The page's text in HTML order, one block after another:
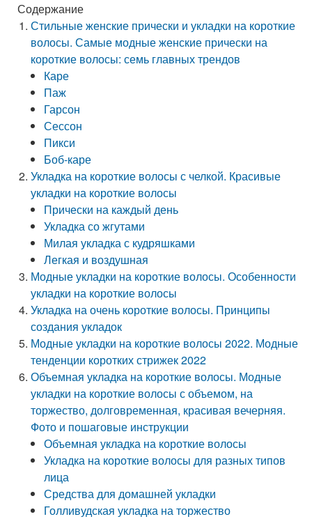
Содержание
Стильные женские прически и укладки на короткие
волосы. Самые модные женские прически на
короткие волосы: семь главных трендов
Каре
Паж
Гарсон
Сессон
Пикси
Боб-каре
Укладка на короткие волосы с челкой. Красивые
укладки на короткие волосы
Прически на каждый день
Укладка со жгутами
Милая укладка с кудряшками
Легкая и воздушная
Модные укладки на короткие волосы. Особенности
укладки на короткие волосы
Укладка на очень короткие волосы. Принципы
создания укладок
Модные укладки на короткие волосы 2022. Модные
тенденции коротких стрижек 2022
Объемная укладка на короткие волосы. Модные
укладки на короткие волосы с объемом, на
торжество, долговременная, красивая вечерняя.
Фото и пошаговые инструкции
Объемная укладка на короткие волосы
Укладка на короткие волосы для разных типов
лица
Средства для домашней укладки
Голливудская укладка на торжество